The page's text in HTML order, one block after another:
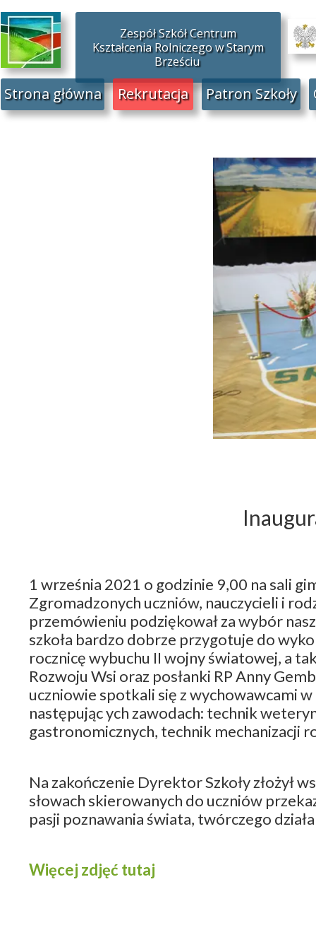
1 września 2021 o godzinie 9,00 na sali
Zgromadzonych uczniów, nauczycieli i
przemówieniu podziękował za wybór
szkoła bardzo dobrze przygotuje do
rocznicę wybuchu II wojny światowej, a
Rozwoju Wsi oraz posłanki RP Anny
uczniowie spotkali się z wychowawcami
następując ych zawodach: technik
gastronomicznych, technik mechanizacji
Na zakończenie Dyrektor Szkoły złożył
słowach skierowanych do uczniów
pasji poznawania świata, twórczego
Więcej zdjęć tutaj
Rekrutacja
Strona główna Patron Szkoły
Zespół Szkół Centrum
Kształcenia Rolniczego w Starym
Brześciu